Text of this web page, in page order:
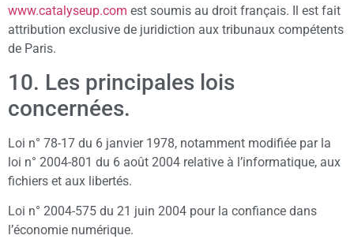
www.catalyseup.com est soumis au droit français. Il est fait
attribution exclusive de juridiction aux tribunaux compétents
de Paris.
10. Les principales lois
concernées.
Loi n° 78-17 du 6 janvier 1978, notamment modifiée par la
loi n° 2004-801 du 6 août 2004 relative à l’informatique, aux
fichiers et aux libertés.
Loi n° 2004-575 du 21 juin 2004 pour la confiance dans
l’économie numérique.